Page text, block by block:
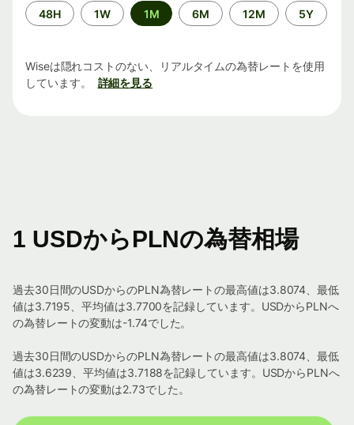
期
間
48H 1W 1M 6M 12M 5Y
Wiseは隠れコストのない、リアルタイムの為替レートを使用
しています。
詳細を見る
1 USDからPLNの為替相場
過去30日間のUSDからのPLN為替レートの最高値は3.8074、最低
値は3.7195、平均値は3.7700を記録しています。USDからPLNへ
の為替レートの変動は-1.74でした。
過去30日間のUSDからのPLN為替レートの最高値は3.8074、最低
値は3.6239、平均値は3.7188を記録しています。USDからPLNへ
の為替レートの変動は2.73でした。